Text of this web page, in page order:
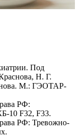
Под
Н. Г.
М.: ГЭОТАР-
РФ:
10 F32, F33.
РФ: Тревожно-